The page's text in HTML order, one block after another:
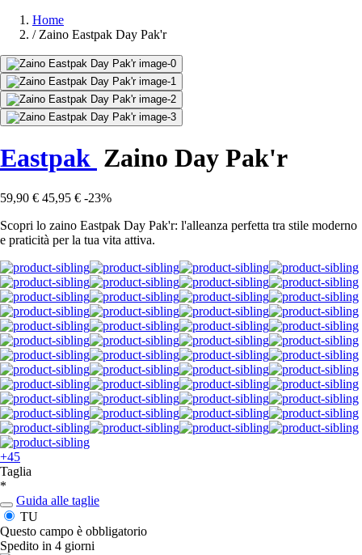
Home
/ Zaino Eastpak Day Pak'r
Eastpak Zaino Day Pak'r
59,90 € 45,95 € -23%
Scopri lo zaino Eastpak Day Pak'r: l'alleanza perfetta tra stile moderno
e praticità per la tua vita attiva.
+45
Taglia
*
Guida alle taglie
TU
Questo campo è obbligatorio
Spedito in 4 giorni